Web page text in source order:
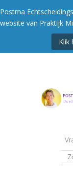
Postma
website van Praktijk
Klik